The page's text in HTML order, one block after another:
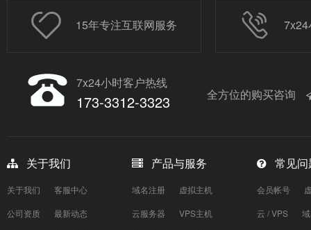
15年专注互联网服务
7x24小时客户热线
173-3312-3323 全方位的购买咨询
关于我们
关于我们
客服中心
公司资质
最新动态
产品与服务
域名注册
虚拟主机
云服务器
VPS主机
常见问
会员帐号
云 / VPS